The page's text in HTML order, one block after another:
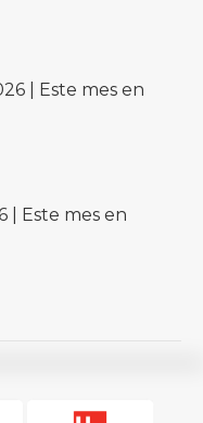
| Este mes en
| Este mes en